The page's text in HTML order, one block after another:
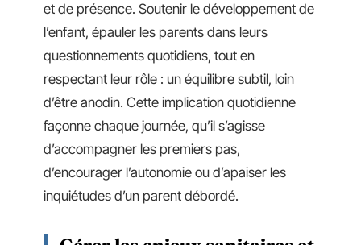
et de présence. Soutenir le développement de
l’enfant, épauler les parents dans leurs
questionnements quotidiens, tout en
respectant leur rôle : un équilibre subtil, loin
d’être anodin. Cette implication quotidienne
façonne chaque journée, qu’il s’agisse
d’accompagner les premiers pas,
d’encourager l’autonomie ou d’apaiser les
inquiétudes d’un parent débordé.